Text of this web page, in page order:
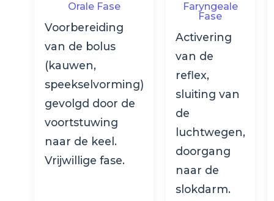
Orale Fase
Voorbereiding
van de bolus
(kauwen,
speekselvorming)
gevolgd door de
voortstuwing
naar de keel.
Vrijwillige fase.
Faryngeale
Fase
Activering
van de
reflex,
sluiting van
de
luchtwegen,
doorgang
naar de
slokdarm.